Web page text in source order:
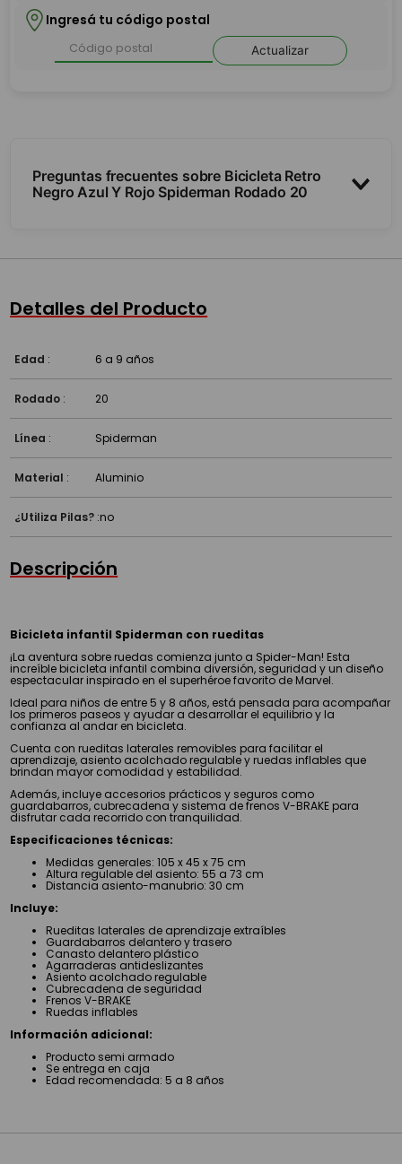
Ingresá tu código postal
Actualizar
Preguntas frecuentes sobre Bicicleta Retro
Negro Azul Y Rojo Spiderman Rodado 20
¿Viene armada?
Detalles del Producto
Edad : 6 a 9 años
Rodado : 20
Línea : Spiderman
Material : Aluminio
¿Utiliza Pilas? :no
Descripción
Bicicleta infantil Spiderman con rueditas
¡La aventura sobre ruedas comienza junto a Spider-Man! Esta
increíble bicicleta infantil combina diversión, seguridad y un diseño
espectacular inspirado en el superhéroe favorito de Marvel.
Ideal para niños de entre 5 y 8 años, está pensada para acompañar
los primeros paseos y ayudar a desarrollar el equilibrio y la
confianza al andar en bicicleta.
Cuenta con rueditas laterales removibles para facilitar el
aprendizaje, asiento acolchado regulable y ruedas inflables que
brindan mayor comodidad y estabilidad.
Además, incluye accesorios prácticos y seguros como
guardabarros, cubrecadena y sistema de frenos V-BRAKE para
disfrutar cada recorrido con tranquilidad.
Especificaciones técnicas:
Medidas generales: 105 x 45 x 75 cm
Altura regulable del asiento: 55 a 73 cm
Distancia asiento-manubrio: 30 cm
Incluye:
Rueditas laterales de aprendizaje extraíbles
Guardabarros delantero y trasero
Canasto delantero plástico
Agarraderas antideslizantes
Asiento acolchado regulable
Cubrecadena de seguridad
Frenos V-BRAKE
Ruedas inflables
Información adicional:
Producto semi armado
Se entrega en caja
Edad recomendada: 5 a 8 años